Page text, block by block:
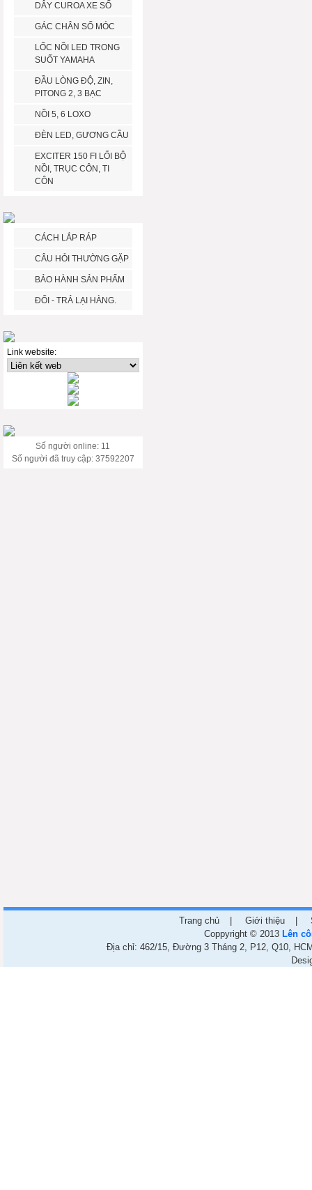
DÂY CUROA XE SỐ
GÁC CHÂN SỐ MÓC
LỐC NỒI LED TRONG
SUỐT YAMAHA
ĐẦU LÒNG ĐỘ, ZIN,
PITONG 2, 3 BẠC
NỒI 5, 6 LOXO
ĐÈN LED, GƯƠNG CẦU
EXCITER 150 FI LỔI BỘ
NỒI, TRỤC CÔN, TI
CÔN
CÁCH LẮP RÁP
CÂU HỎI THƯỜNG GẶP
BẢO HÀNH SẢN PHẨM
ĐỔI - TRẢ LẠI HÀNG.
Link website:
Số người online: 11
Số người đã truy cập: 37592207
Trang chủ Giới thiệu
Coppyright © 2013 Lên
Địa chỉ: 462/15, Đường 3 Tháng 2, P12, Q10,